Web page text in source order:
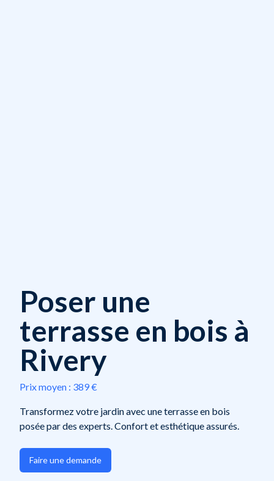
Poser une
terrasse en bois à
Rivery
Prix moyen : 389 €
Transformez votre jardin avec une terrasse en bois
posée par des experts. Confort et esthétique assurés.
Faire une demande